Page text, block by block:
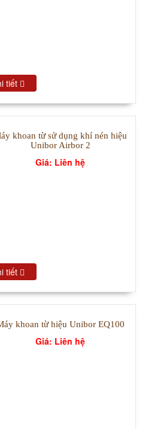
tiết
khoan từ sử dụng khí nén hiệu
Unibor Airbor 2
Giá: Liên hệ
tiết
khoan từ hiệu Unibor EQ100
Giá: Liên hệ